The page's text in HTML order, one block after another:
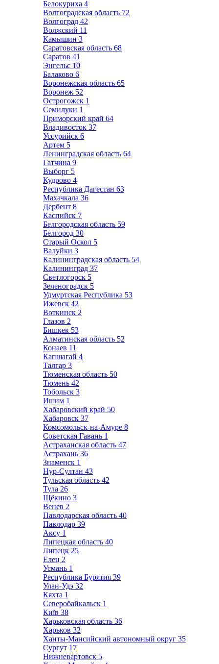
Белокуриха 4
Волгоградская область 72
Волгоград 42
Волжский 11
Камышин 3
Саратовская область 68
Саратов 41
Энгельс 10
Балаково 6
Воронежская область 65
Воронеж 52
Острогожск 1
Семилуки 1
Приморский край 64
Владивосток 37
Уссурийск 6
Артем 5
Ленинградская область 64
Гатчина 9
Выборг 5
Кудрово 4
Республика Дагестан 63
Махачкала 36
Дербент 8
Каспийск 7
Белгородская область 59
Белгород 30
Старый Оскол 5
Валуйки 3
Калининградская область 54
Калининград 37
Светлогорск 5
Зеленоградск 5
Удмуртская Республика 53
Ижевск 42
Воткинск 2
Глазов 2
Бишкек 53
Алматинская область 52
Конаев 11
Капшагай 4
Талгар 3
Тюменская область 50
Тюмень 42
Тобольск 3
Ишим 1
Хабаровский край 50
Хабаровск 37
Комсомольск-на-Амуре 8
Советская Гавань 1
Астраханская область 47
Астрахань 36
Знаменск 1
Нур-Султан 43
Тульская область 42
Тула 26
Щёкино 3
Венев 2
Павлодарская область 40
Павлодар 39
Аксу 1
Липецкая область 40
Липецк 25
Елец 2
Усмань 1
Республика Бурятия 39
Улан-Удэ 32
Кяхта 1
Северобайкальск 1
Київ 38
Харьковская область 36
Харьков 32
Ханты-Мансийский автономный округ 35
Сургут 17
Нижневартовск 5